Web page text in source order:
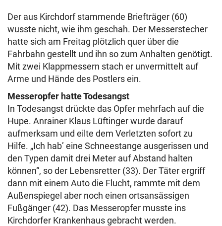
Der aus Kirchdorf stammende Briefträger (60)
wusste nicht, wie ihm geschah. Der Messerstecher
hatte sich am Freitag plötzlich quer über die
Fahrbahn gestellt und ihn so zum Anhalten genötigt.
Mit zwei Klappmessern stach er unvermittelt auf
Arme und Hände des Postlers ein.
Messeropfer hatte Todesangst
In Todesangst drückte das Opfer mehrfach auf die
Hupe. Anrainer Klaus Lüftinger wurde darauf
aufmerksam und eilte dem Verletzten sofort zu
Hilfe. „Ich hab’ eine Schneestange ausgerissen und
den Typen damit drei Meter auf Abstand halten
können“, so der Lebensretter (33). Der Täter ergriff
dann mit einem Auto die Flucht, rammte mit dem
Außenspiegel aber noch einen ortsansässigen
Fußgänger (42). Das Messeropfer musste ins
Kirchdorfer Krankenhaus gebracht werden.